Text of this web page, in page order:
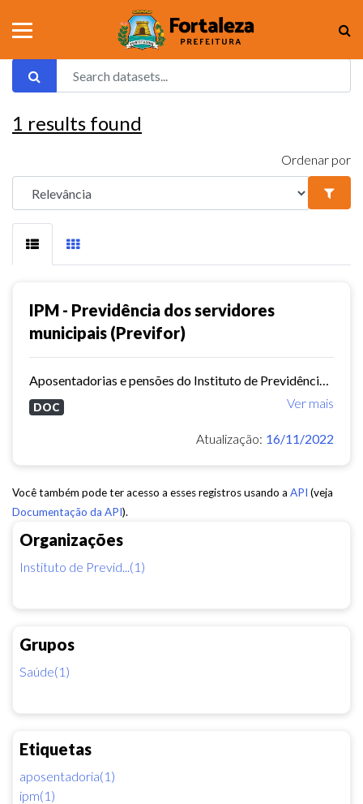
Organizações
Instituto de Previd...(1)
Grupos
Saúde(1)
Etiquetas
aposentadoria(1)
ipm(1)
1 results found
Ordenar por
IPM - Previdência dos servidores
municipais (Previfor)
Ver mais
DOC
Atualização: 16/11/2022
Você também pode ter acesso a esses registros usando a API (veja
Documentação da API).